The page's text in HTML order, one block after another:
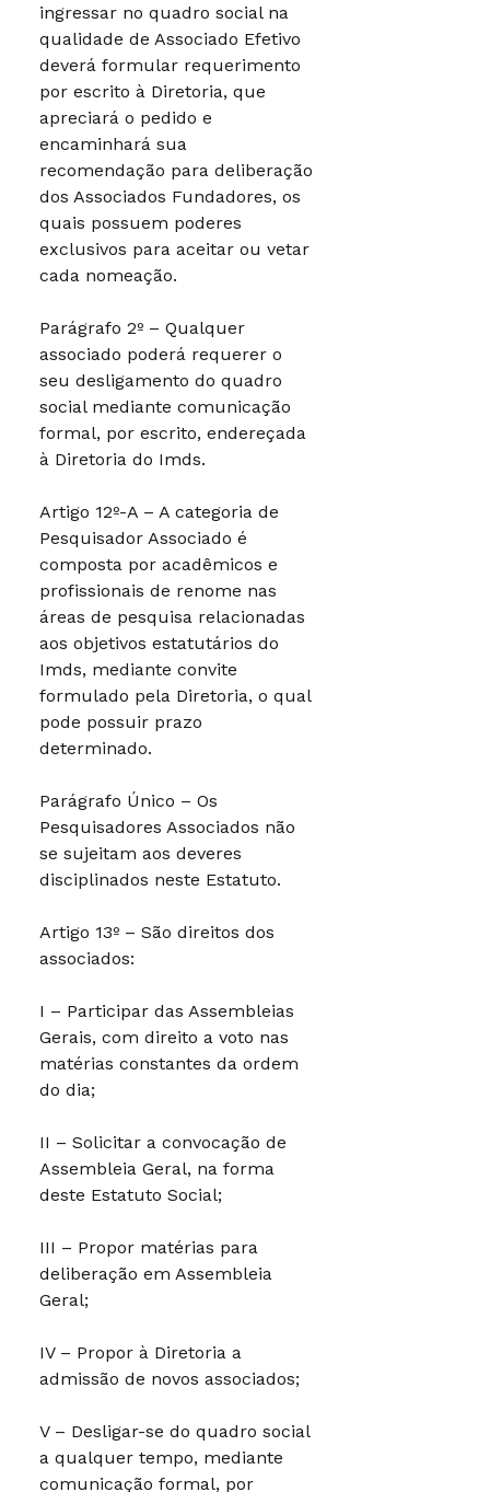
ingressar no quadro social na
qualidade de Associado Efetivo
deverá formular requerimento
por escrito à Diretoria, que
apreciará o pedido e
encaminhará sua
recomendação para deliberação
dos Associados Fundadores, os
quais possuem poderes
exclusivos para aceitar ou vetar
cada nomeação.
Parágrafo 2º – Qualquer
associado poderá requerer o
seu desligamento do quadro
social mediante comunicação
formal, por escrito, endereçada
à Diretoria do Imds.
Artigo 12º-A – A categoria de
Pesquisador Associado é
composta por acadêmicos e
profissionais de renome nas
áreas de pesquisa relacionadas
aos objetivos estatutários do
Imds, mediante convite
formulado pela Diretoria, o qual
pode possuir prazo
determinado.
Parágrafo Único – Os
Pesquisadores Associados não
se sujeitam aos deveres
disciplinados neste Estatuto.
Artigo 13º – São direitos dos
associados:
I – Participar das Assembleias
Gerais, com direito a voto nas
matérias constantes da ordem
do dia;
II – Solicitar a convocação de
Assembleia Geral, na forma
deste Estatuto Social;
III – Propor matérias para
deliberação em Assembleia
Geral;
IV – Propor à Diretoria a
admissão de novos associados;
V – Desligar-se do quadro social
a qualquer tempo, mediante
comunicação formal, por